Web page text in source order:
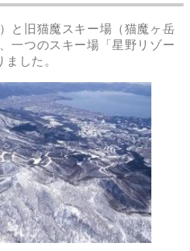
と旧猫魔スキー場（猫魔ヶ岳
一つのスキー場「星野リゾー
した。